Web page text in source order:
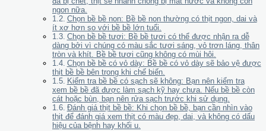
ngon nữa.
Chọn bề bề non: Bề bề non thường có thịt ngon, dai và
ít xơ hơn so với bề bề lớn tuổi.
Chọn bề bề tươi: Bề bề tươi có thể được nhận ra dễ
dàng bởi vì chúng có màu sắc tươi sáng, vỏ trơn láng, thân
tròn và khít. Bề bề tươi cũng không có mùi hôi.
Chọn bề bề có vỏ dày: Bề bề có vỏ dày sẽ bảo vệ được
thịt bề bề bên trong khi chế biến.
Kiểm tra bề bề có sạch sẽ không: Bạn nên kiểm tra
xem bề bề đã được làm sạch kỹ hay chưa. Nếu bề bề còn
cát hoặc bùn, bạn nên rửa sạch trước khi sử dụng.
Đánh giá thịt bề bề: Khi chọn bề bề, bạn cần nhìn vào
thịt để đánh giá xem thịt có màu đẹp, dai, và không có dấu
hiệu của bệnh hay khối u.